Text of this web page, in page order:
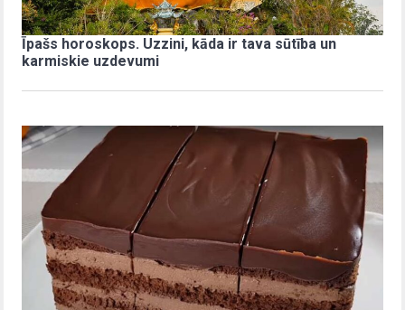
Īpašs horoskops. Uzzini, kāda ir tava sūtība un
karmiskie uzdevumi